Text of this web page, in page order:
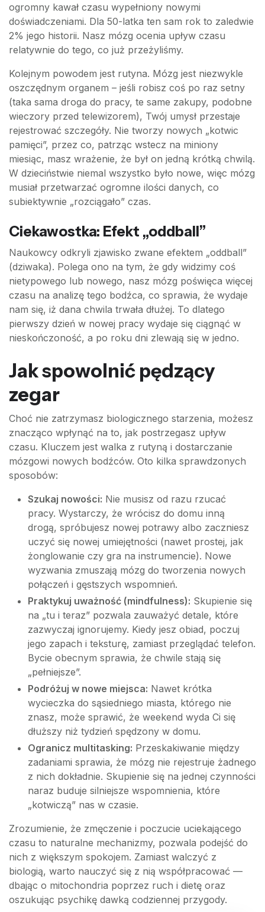
ogromny kawał czasu wypełniony nowymi
doświadczeniami. Dla 50-latka ten sam rok to zaledwie
2% jego historii. Nasz mózg ocenia upływ czasu
relatywnie do tego, co już przeżyliśmy.
Kolejnym powodem jest rutyna. Mózg jest niezwykle
oszczędnym organem – jeśli robisz coś po raz setny
(taka sama droga do pracy, te same zakupy, podobne
wieczory przed telewizorem), Twój umysł przestaje
rejestrować szczegóły. Nie tworzy nowych „kotwic
pamięci”, przez co, patrząc wstecz na miniony
miesiąc, masz wrażenie, że był on jedną krótką chwilą.
W dzieciństwie niemal wszystko było nowe, więc mózg
musiał przetwarzać ogromne ilości danych, co
subiektywnie „rozciągało” czas.
Ciekawostka: Efekt „oddball”
Naukowcy odkryli zjawisko zwane efektem „oddball”
(dziwaka). Polega ono na tym, że gdy widzimy coś
nietypowego lub nowego, nasz mózg poświęca więcej
czasu na analizę tego bodźca, co sprawia, że wydaje
nam się, iż dana chwila trwała dłużej. To dlatego
pierwszy dzień w nowej pracy wydaje się ciągnąć w
nieskończoność, a po roku dni zlewają się w jedno.
Jak spowolnić pędzący
zegar
Choć nie zatrzymasz biologicznego starzenia, możesz
znacząco wpłynąć na to, jak postrzegasz upływ
czasu. Kluczem jest walka z rutyną i dostarczanie
mózgowi nowych bodźców. Oto kilka sprawdzonych
sposobów:
Szukaj nowości: Nie musisz od razu rzucać
pracy. Wystarczy, że wrócisz do domu inną
drogą, spróbujesz nowej potrawy albo zaczniesz
uczyć się nowej umiejętności (nawet prostej, jak
żonglowanie czy gra na instrumencie). Nowe
wyzwania zmuszają mózg do tworzenia nowych
połączeń i gęstszych wspomnień.
Praktykuj uważność (mindfulness): Skupienie się
na „tu i teraz” pozwala zauważyć detale, które
zazwyczaj ignorujemy. Kiedy jesz obiad, poczuj
jego zapach i teksturę, zamiast przeglądać telefon.
Bycie obecnym sprawia, że chwile stają się
„pełniejsze”.
Podróżuj w nowe miejsca: Nawet krótka
wycieczka do sąsiedniego miasta, którego nie
znasz, może sprawić, że weekend wyda Ci się
dłuższy niż tydzień spędzony w domu.
Ogranicz multitasking: Przeskakiwanie między
zadaniami sprawia, że mózg nie rejestruje żadnego
z nich dokładnie. Skupienie się na jednej czynności
naraz buduje silniejsze wspomnienia, które
„kotwiczą” nas w czasie.
Zrozumienie, że zmęczenie i poczucie uciekającego
czasu to naturalne mechanizmy, pozwala podejść do
nich z większym spokojem. Zamiast walczyć z
biologią, warto nauczyć się z nią współpracować —
dbając o mitochondria poprzez ruch i dietę oraz
oszukując psychikę dawką codziennej przygody.